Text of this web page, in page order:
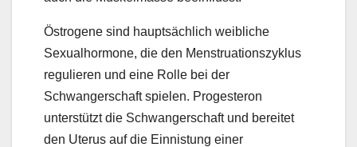
Östrogene sind hauptsächlich weibliche
Sexualhormone, die den Menstruationszyklus
regulieren und eine Rolle bei der
Schwangerschaft spielen. Progesteron
unterstützt die Schwangerschaft und bereitet
den Uterus auf die Einnistung einer